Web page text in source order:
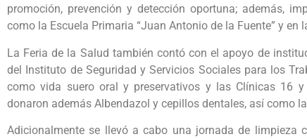
promoción, prevención y detección oportuna; además,
como la Escuela Primaria “Juan Antonio de la Fuente” y en
La Feria de la Salud también contó con el apoyo de
del Instituto de Seguridad y Servicios Sociales para los
como vida suero oral y preservativos y las Clínicas 16
donaron además Albendazol y cepillos dentales, así como
Adicionalmente se llevó a cabo una jornada de limpieza